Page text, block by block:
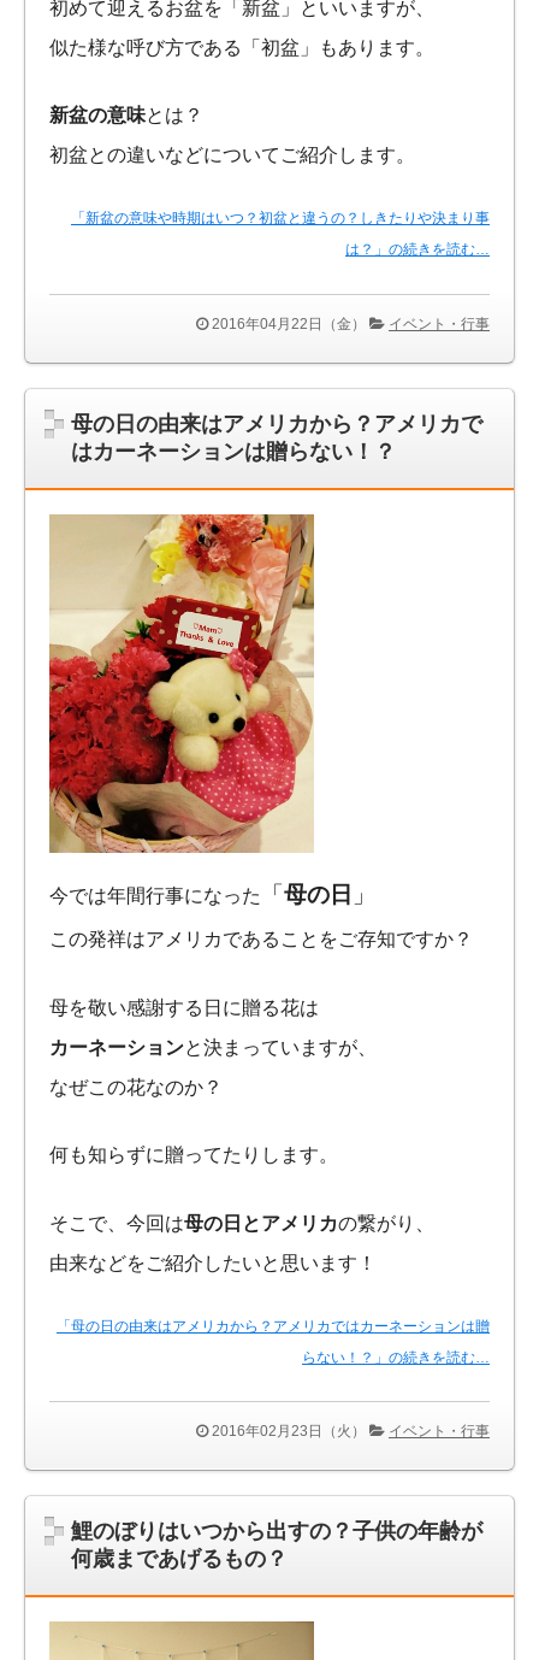
初めて迎えるお盆を「新盆」といいますが、
似た様な呼び方である「初盆」もあります。
新盆の意味とは？
初盆との違いなどについてご紹介します。
「新盆の意味や時期はいつ？初盆と違うの？しきたりや決まり事
は？」の続きを読む…
2016年04月22日（金） イベント・行事
母の日の由来はアメリカから？アメリカで
はカーネーションは贈らない！？
今では年間行事になった 「 母の日 」
この発祥はアメリカであることをご存知ですか？
母を敬い感謝する日に贈る花は
カーネーションと決まっていますが、
なぜこの花なのか？
何も知らずに贈ってたりします。
そこで、今回は母の日とアメリカの繋がり、
由来などをご紹介したいと思います！
「母の日の由来はアメリカから？アメリカではカーネーションは贈
らない！？」の続きを読む…
2016年02月23日（火） イベント・行事
鯉のぼりはいつから出すの？子供の年齢が
何歳まであげるもの？